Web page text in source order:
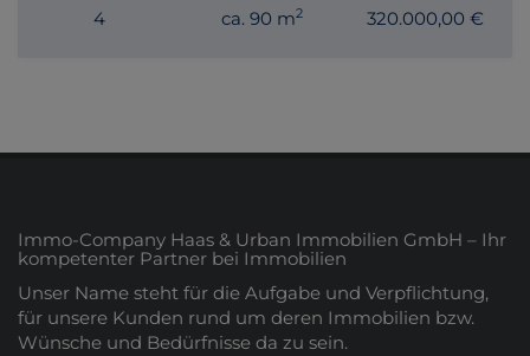
4
ca. 90 m2
320.000,00 €
Immo-Company Haas & Urban Immobilien GmbH – Ihr
kompetenter Partner bei Immobilien
Unser Name steht für die Aufgabe und Verpflichtung,
für unsere Kunden rund um deren Immobilien bzw.
Wünsche und Bedürfnisse da zu sein.